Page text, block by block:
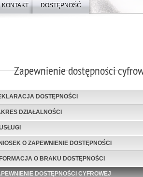
KONTAKT DOSTĘPNOŚĆ
Zapewnienie dostępności
DOSTĘPNOŚCI
DZIAŁALNOŚCI
O ZAPEWNIENIE DOSTĘPNOŚCI
O BRAKU DOSTĘPNOŚCI
DOSTĘPNOŚCI CYFROWEJ